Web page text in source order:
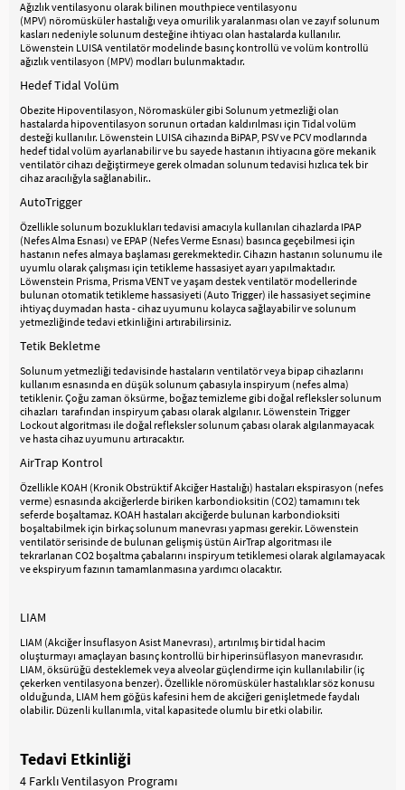
Ağızlık ventilasyonu olarak bilinen mouthpiece ventilasyonu
(MPV) nöromüsküler hastalığı veya omurilik yaralanması olan ve zayıf solunum
kasları nedeniyle solunum desteğine ihtiyacı olan hastalarda kullanılır.
Löwenstein LUISA ventilatör modelinde basınç kontrollü ve volüm kontrollü
ağızlık ventilasyon (MPV) modları bulunmaktadır.
Hedef Tidal Volüm
Obezite Hipoventilasyon, Nöromasküler gibi Solunum yetmezliği olan
hastalarda hipoventilasyon sorunun ortadan kaldırılması için Tidal volüm
desteği kullanılır. Löwenstein LUISA cihazında BiPAP, PSV ve PCV modlarında
hedef tidal volüm ayarlanabilir ve bu sayede hastanın ihtiyacına göre mekanik
ventilatör cihazı değiştirmeye gerek olmadan solunum tedavisi hızlıca tek bir
cihaz aracılığyla sağlanabilir..
AutoTrigger
Özellikle solunum bozuklukları tedavisi amacıyla kullanılan cihazlarda IPAP
(Nefes Alma Esnası) ve EPAP (Nefes Verme Esnası) basınca geçebilmesi için
hastanın nefes almaya başlaması gerekmektedir. Cihazın hastanın solunumu ile
uyumlu olarak çalışması için tetikleme hassasiyet ayarı yapılmaktadır.
Löwenstein Prisma, Prisma VENT ve yaşam destek ventilatör modellerinde
bulunan otomatik tetikleme hassasiyeti (Auto Trigger) ile hassasiyet seçimine
ihtiyaç duymadan hasta - cihaz uyumunu kolayca sağlayabilir ve solunum
yetmezliğinde tedavi etkinliğini artırabilirsiniz.
Tetik Bekletme
Solunum yetmezliği tedavisinde hastaların ventilatör veya bipap cihazlarını
kullanım esnasında en düşük solunum çabasıyla inspiryum (nefes alma)
tetiklenir. Çoğu zaman öksürme, boğaz temizleme gibi doğal refleksler solunum
cihazları tarafından inspiryum çabası olarak algılanır. Löwenstein Trigger
Lockout algoritması ile doğal refleksler solunum çabası olarak algılanmayacak
ve hasta cihaz uyumunu artıracaktır.
AirTrap Kontrol
Özellikle KOAH (Kronik Obstrüktif Akciğer Hastalığı) hastaları ekspirasyon (nefes
verme) esnasında akciğerlerde biriken karbondioksitin (CO2) tamamını tek
seferde boşaltamaz. KOAH hastaları akciğerde bulunan karbondioksiti
boşaltabilmek için birkaç solunum manevrası yapması gerekir. Löwenstein
ventilatör serisinde de bulunan gelişmiş üstün AirTrap algoritması ile
tekrarlanan CO2 boşaltma çabalarını inspiryum tetiklemesi olarak algılamayacak
ve ekspiryum fazının tamamlanmasına yardımcı olacaktır.
LIAM
LIAM (Akciğer İnsuflasyon Asist Manevrası), artırılmış bir tidal hacim
oluşturmayı amaçlayan basınç kontrollü bir hiperinsüflasyon manevrasıdır.
LIAM, öksürüğü desteklemek veya alveolar güçlendirme için kullanılabilir (iç
çekerken ventilasyona benzer). Özellikle nöromüsküler hastalıklar söz konusu
olduğunda, LIAM hem göğüs kafesini hem de akciğeri genişletmede faydalı
olabilir. Düzenli kullanımla, vital kapasitede olumlu bir etki olabilir.
Tedavi Etkinliği
4 Farklı Ventilasyon Programı